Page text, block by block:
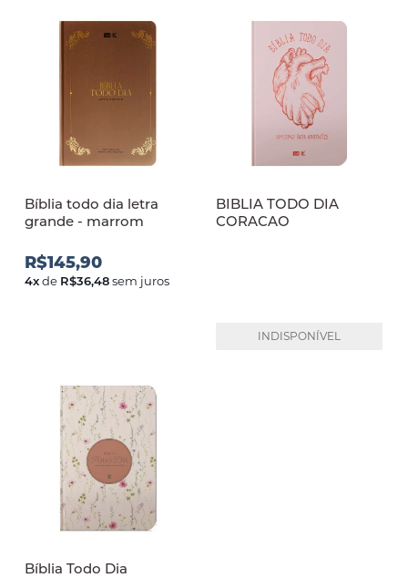
Bíblia todo dia letra
grande - marrom
R$145,90
4xde R$36,48sem juros
BIBLIA TODO DIA
CORACAO
INDISPONÍVEL
Bíblia Todo Dia